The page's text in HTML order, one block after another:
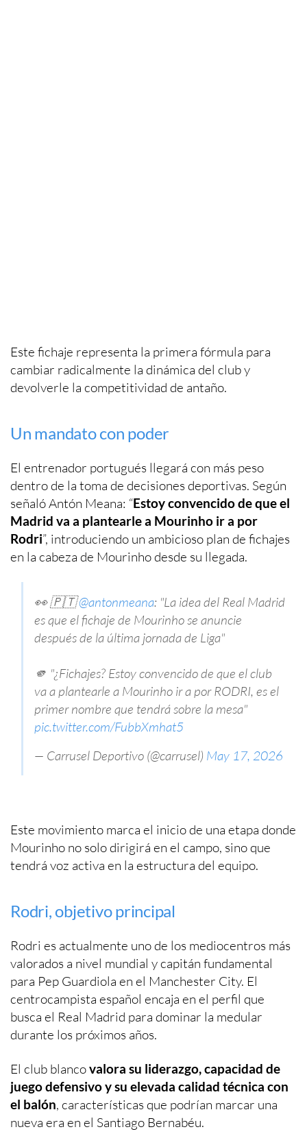
Este fichaje representa la primera fórmula para
cambiar radicalmente la dinámica del club y
devolverle la competitividad de antaño.
Un mandato con poder
El entrenador portugués llegará con más peso
dentro de la toma de decisiones deportivas. Según
señaló Antón Meana: “Estoy convencido de que el
Madrid va a plantearle a Mourinho ir a por
Rodri”, introduciendo un ambicioso plan de fichajes
en la cabeza de Mourinho desde su llegada.
👀 🇵🇹@antonmeana: "La idea del Real Madrid
es que el fichaje de Mourinho se anuncie
después de la última jornada de Liga"
🫵 "¿Fichajes? Estoy convencido de que el club
va a plantearle a Mourinho ir a por RODRI, es el
primer nombre que tendrá sobre la mesa"
pic.twitter.com/FubbXmhat5
— Carrusel Deportivo (@carrusel) May 17, 2026
Este movimiento marca el inicio de una etapa donde
Mourinho no solo dirigirá en el campo, sino que
tendrá voz activa en la estructura del equipo.
Rodri, objetivo principal
Rodri es actualmente uno de los mediocentros más
valorados a nivel mundial y capitán fundamental
para Pep Guardiola en el Manchester City. El
centrocampista español encaja en el perfil que
busca el Real Madrid para dominar la medular
durante los próximos años.
El club blancovalora su liderazgo, capacidad de
juego defensivo y su elevada calidad técnica con
el balón, características que podrían marcar una
nueva era en el Santiago Bernabéu.